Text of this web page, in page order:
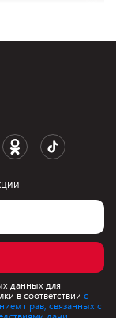
данных для
в соответствии с
прав, связанных с